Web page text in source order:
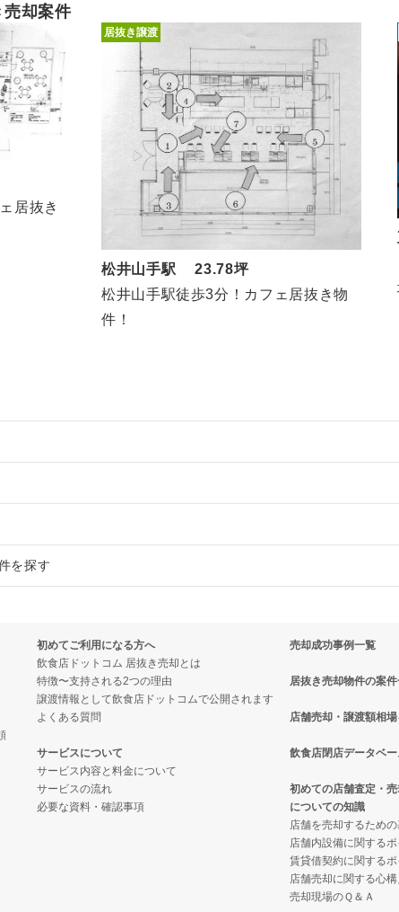
売却案件
居抜き
居抜き譲渡
松井山手駅 23.78坪
松井山手駅徒歩3分！カフェ居抜き物
件！
物件の案件一覧
売却物件の案件一覧
売却物件の案件一覧
売却物件の案件一覧
の案件一覧
の案件一覧
居抜き売却物件の案件一覧
却物件の案件一覧
物件の案件一覧
売却物件の案件一覧
の案件一覧
居抜き売却物件の案件一覧
件の案件一覧
売却物件の案件一覧
の案件一覧
の案件一覧
ーの居抜き売却物件の案件一覧
の案件一覧
を探す
売却物件の案件一覧
売却物件の案件一覧
却物件の案件一覧
抜き売却物件の案件一覧
抜き売却物件の案件一覧
初めてご利用になる方へ
飲食店ドットコム 居抜き売却とは
特徴〜支持される2つの理由
譲渡情報として飲食店ドットコムで公開されます
よくある質問
サービスについて
サービス内容と料金について
サービスの流れ
必要な資料・確認事項
売却成功事例一覧
居抜き売却物件の案
店舗売却・譲渡額相
飲食店閉店データベー
初めての店舗査定・
についての知識
店舗を売却するため
店舗内設備に関するポ
賃貸借契約に関するポ
店舗売却に関する心構
売却現場のＱ＆Ａ